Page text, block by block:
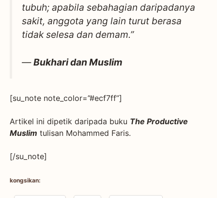
tubuh; apabila sebahagian daripadanya
sakit, anggota yang lain turut berasa
tidak selesa dan demam.”
—Bukhari dan Muslim
[su_note note_color=”#ecf7ff”]
Artikel ini dipetik daripada buku The Productive
Muslim tulisan Mohammed Faris.
[/su_note]
kongsikan: